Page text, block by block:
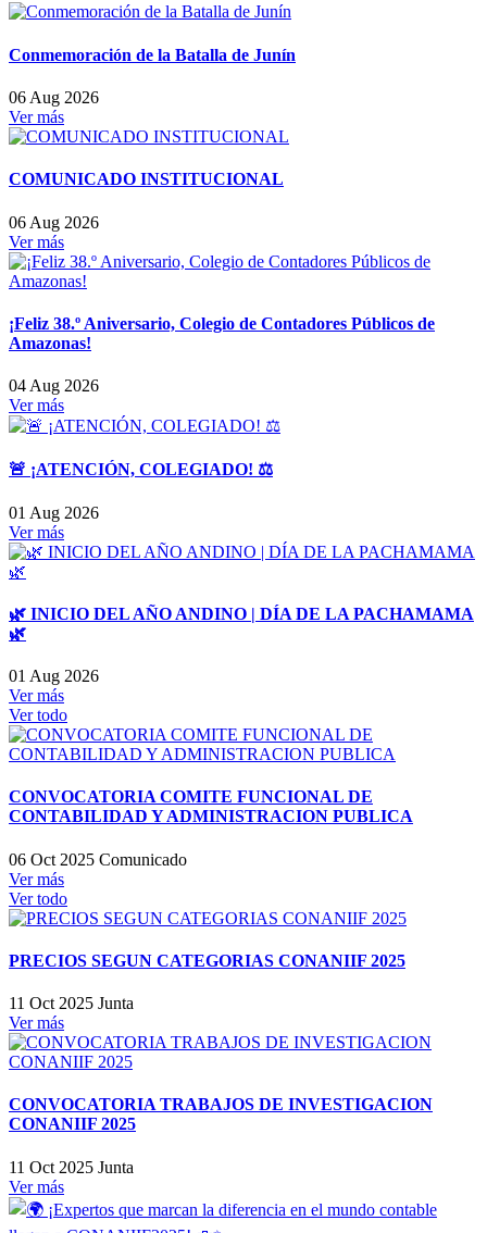
Conmemoración de la Batalla de Junín
06 Aug 2026
Ver más
COMUNICADO INSTITUCIONAL
06 Aug 2026
Ver más
¡Feliz 38.º Aniversario, Colegio de Contadores Públicos de
Amazonas!
04 Aug 2026
Ver más
🚨 ¡ATENCIÓN, COLEGIADO! ⚖️
01 Aug 2026
Ver más
🌿 INICIO DEL AÑO ANDINO | DÍA DE LA PACHAMAMA
🌿
01 Aug 2026
Ver más
Ver todo
CONVOCATORIA COMITE FUNCIONAL DE
CONTABILIDAD Y ADMINISTRACION PUBLICA
06 Oct 2025 Comunicado
Ver más
Ver todo
PRECIOS SEGUN CATEGORIAS CONANIIF 2025
11 Oct 2025 Junta
Ver más
CONVOCATORIA TRABAJOS DE INVESTIGACION
CONANIIF 2025
11 Oct 2025 Junta
Ver más